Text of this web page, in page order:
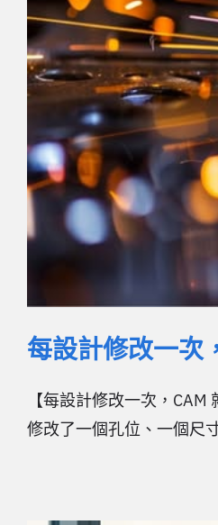
每設計修改一次
【每設計修改一次，
修改了一個孔位、一個尺